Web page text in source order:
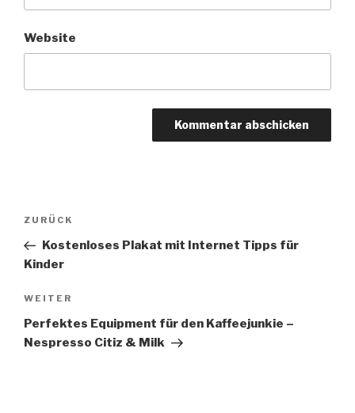
Website
Beitragsnavigation
Vorheriger
Beitrag
ZURÜCK
Kostenloses Plakat mit Internet Tipps für
Kinder
Nächster
Beitrag
WEITER
Perfektes Equipment für den Kaffeejunkie –
Nespresso Citiz & Milk